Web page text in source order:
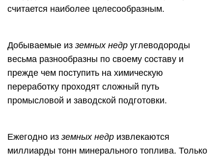
считается наиболее целесообразным.
Добываемые из земных недр углеводороды
весьма разнообразны по своему составу и
прежде чем поступить на химическую
переработку проходят сложный путь
промысловой и заводской подготовки.
Ежегодно из земных недр извлекаются
миллиарды тонн минерального топлива. Только